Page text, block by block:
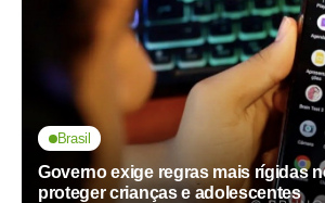
Brasil
Governo exige regras mais rígidas
proteger crianças e adolescentes